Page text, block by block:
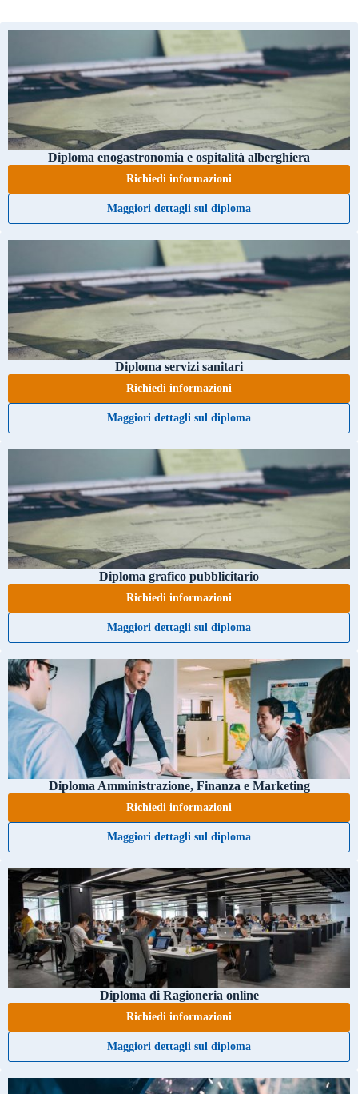
Diploma enogastronomia e ospitalità alberghiera
Richiedi informazioni
Maggiori dettagli sul diploma
Diploma servizi sanitari
Richiedi informazioni
Maggiori dettagli sul diploma
Diploma grafico pubblicitario
Richiedi informazioni
Maggiori dettagli sul diploma
Diploma Amministrazione, Finanza e Marketing
Richiedi informazioni
Maggiori dettagli sul diploma
Diploma di Ragioneria online
Richiedi informazioni
Maggiori dettagli sul diploma